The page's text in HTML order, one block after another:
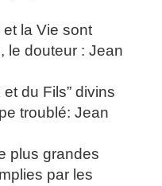
la Vie sont
le douteur : Jean
du Fils” divins
troublé: Jean
plus grandes
par les